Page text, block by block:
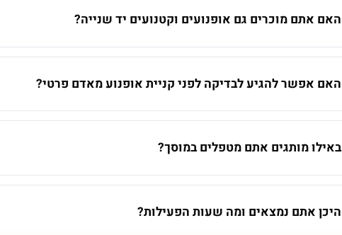
האם אתם מוכרים גם אופנועים וקטנועים יד שנייה?
האם אפשר להגיע לבדיקה לפני קניית אופנוע מאדם פרטי?
באילו מותגים אתם מטפלים במוסך?
היכן אתם נמצאים ומה שעות הפעילות?